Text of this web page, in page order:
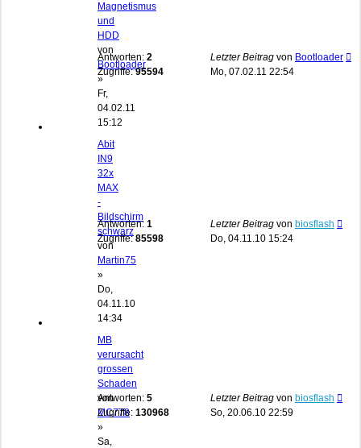
Magnetismus
und
HDD
von
Bootloader
»
Fr,
04.02.11
15:12
Antworten: 2
Zugriffe:95594
Letzter Beitrag von Bootloader
Mo, 07.02.11 22:54
Abit
IN9
32x
MAX
-
Bildschirm
schwarz
von
Martin75
»
Do,
04.11.10
14:34
Antworten: 1
Zugriffe:85598
Letzter Beitrag von biosflash
Do, 04.11.10 15:24
MB
verursacht
grossen
Schaden
von
MC778
»
Sa,
Antworten: 5
Zugriffe: 130968
Letzter Beitrag von biosflash
So, 20.06.10 22:59